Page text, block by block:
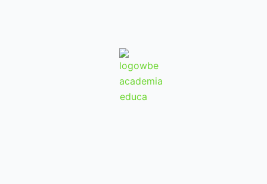
sistema hidropónico y tipos de sistemas
y Riego por goteo.
medición de pH, medición de EC, temperatura y